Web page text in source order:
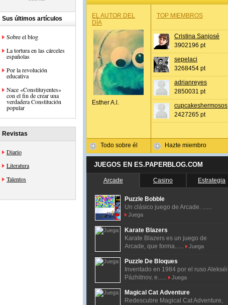
Sus últimos artículos
Sobre el blog
La tortura en las cárceles
españolas
Por la revolución
educativa
Nace «Constituyentes»
con el fin de crear una
verdadera Constitución
popular
Revistas
Diario
Literatura
Talentos
EL AUTOR DEL
DÍA
Esther A.l.
Todo sobre él
TOP MIEMBROS
Cristina Sanjosé
3902196 pt
sepelaci
3268454 pt
adrianreyes
2850031 pt
cupcakeshermosos
2427265 pt
Hazte miembro
JUEGOS EN ES.PAPERBLOG.COM
Arcade Casino Estrategia
Puzzle Bobble
Un clásico juego de Arcade. ......
Juega
Karate Blazers
Karate Blazers es un juego de
Arcade, que forma......
Juega
Puzzle De Bloques
Inventado en 1984 por el ruso Alekséi
Pázhitnov, e......
Juega
Magical Cat Adventure
Redescubre Magical Cat Adventure,